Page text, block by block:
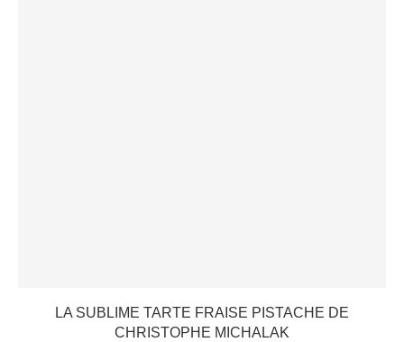
LA SUBLIME TARTE FRAISE PISTACHE DE
CHRISTOPHE MICHALAK